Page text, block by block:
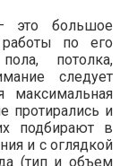
это большое
по его
потолка,
следует
максимальная
протирались и
подбирают в
и с оглядкой
(тип и объем